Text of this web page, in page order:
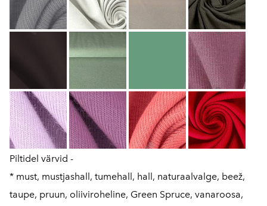
Piltidel värvid -
* must, mustjashall, tumehall, hall, naturaalvalge, beež,
taupe, pruun, oliiviroheline, Green Spruce, vanaroosa,